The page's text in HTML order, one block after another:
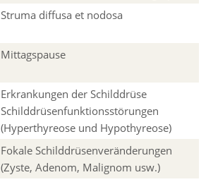
Struma diffusa et nodosa
Mittagspause
Erkrankungen der Schilddrüse
Schilddrüsenfunktionsstörungen
(Hyperthyreose und Hypothyreose)
Fokale Schilddrüsenveränderungen
(Zyste, Adenom, Malignom usw.)